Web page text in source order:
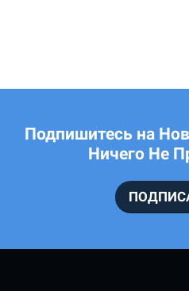
Подпишитесь на
Ничего Не